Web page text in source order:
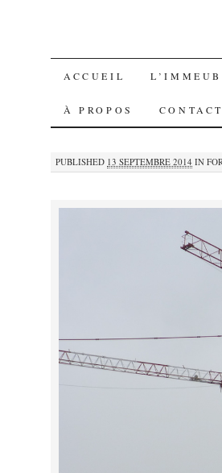
SKIP
TO
ACCUEIL
À PROPOS CONTACT
PUBLISHED 13 SEPTEMBRE 2014 IN